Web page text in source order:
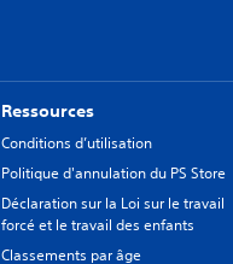
Ressources
Conditions d’utilisation
Politique d'annulation du PS Store
Déclaration sur la Loi sur le travail
forcé et le travail des enfants
Classements par âge